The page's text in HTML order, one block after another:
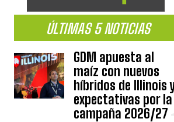
ÚLTIMAS 5 NOTICIAS
GDM apuesta al
maíz con nuevos
híbridos de Illinois
expectativas por la
campaña 2026/27